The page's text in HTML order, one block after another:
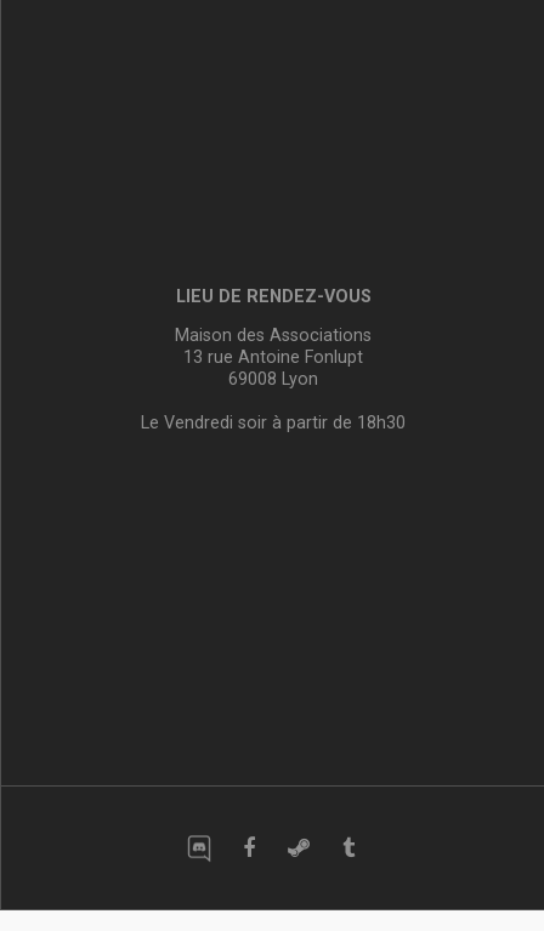
LIEU DE RENDEZ-VOUS
Maison des Associations
13 rue Antoine Fonlupt
69008 Lyon
Le Vendredi soir à partir de 18h30